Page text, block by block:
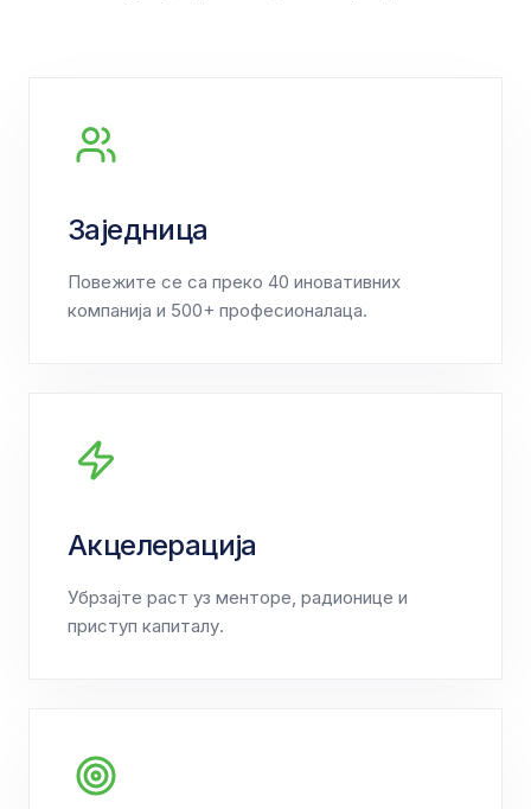
Заједница
Повежите се са преко 40 иновативних
компанија и 500+ професионалаца.
Акцелерација
Убрзајте раст уз менторе, радионице и
приступ капиталу.